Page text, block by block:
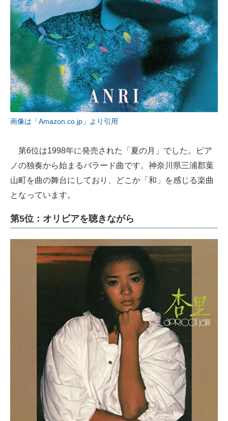
画像は「Amazon.co.jp」より引用
第6位は1998年に発売された「夏の月」でした。ピア
ノの独奏から始まるバラード曲です。神奈川県三浦郡葉
山町を曲の舞台にしており、どこか「和」を感じる楽曲
となっています。
第5位：オリビアを聴きながら